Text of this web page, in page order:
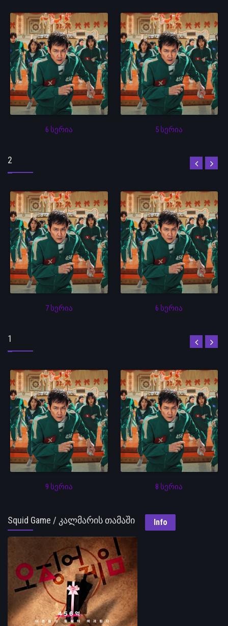
6 სერია 5 სერია
2
7 სერია 6 სერია
1
9 სერია 8 სერია
Squid Game / კალმარის თამაში Info